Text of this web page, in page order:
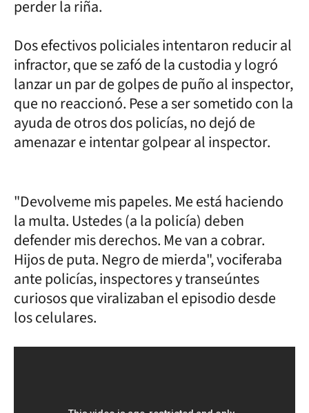
perder la riña.
Dos efectivos policiales intentaron reducir al
infractor, que se zafó de la custodia y logró
lanzar un par de golpes de puño al inspector,
que no reaccionó. Pese a ser sometido con la
ayuda de otros dos policías, no dejó de
amenazar e intentar golpear al inspector.
"Devolveme mis papeles. Me está haciendo
la multa. Ustedes (a la policía) deben
defender mis derechos. Me van a cobrar.
Hijos de puta. Negro de mierda", vociferaba
ante policías, inspectores y transeúntes
curiosos que viralizaban el episodio desde
los celulares.